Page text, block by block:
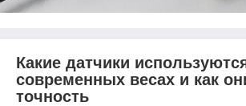
Какие датчики
современных весах и как
точность